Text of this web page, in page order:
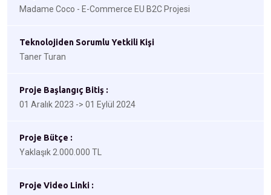
Madame Coco - E-Commerce EU B2C Projesi
Teknolojiden Sorumlu Yetkili Kişi
Taner Turan
Proje Başlangıç Bitiş :
01 Aralık 2023 -> 01 Eylül 2024
Proje Bütçe :
Yaklaşık 2.000.000 TL
Proje Video Linki :